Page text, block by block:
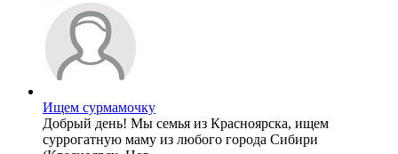
Ищем сурмамочку
Добрый день! Мы семья из Красноярска, ищем
суррогатную маму из любого города Сибири